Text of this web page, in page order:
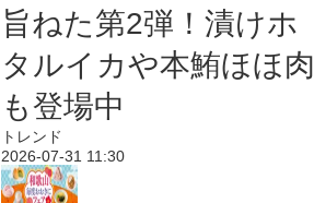
旨ねた第2弾！漬けホ
タルイカや本鮪ほほ肉
も登場中
トレンド
2026-07-31 11:30